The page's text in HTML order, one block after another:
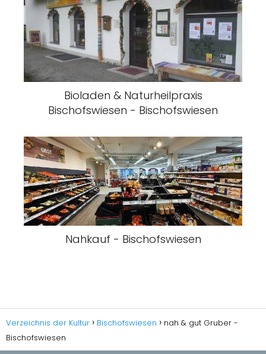
Bioladen & Naturheilpraxis
Bischofswiesen - Bischofswiesen
Nahkauf - Bischofswiesen
Verzeichnis der Kultur Bischofswiesen
nah & gut Gruber -
Bischofswiesen